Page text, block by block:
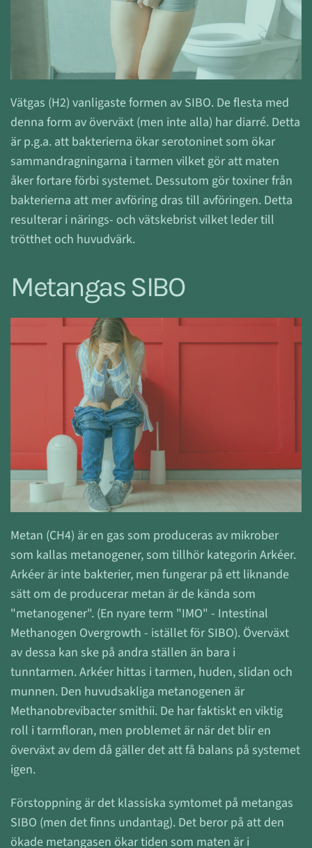
Vätgas (H2) vanligaste formen av SIBO. De flesta med
denna form av överväxt (men inte alla) har diarré. Detta
är p.g.a. att bakterierna ökar serotoninet som ökar
sammandragningarna i tarmen vilket gör att maten
åker fortare förbi systemet. Dessutom görtoxiner från
bakterierna att mer avföring dras till avföringen. Detta
resulterar i närings- och vätskebrist vilket leder till
trötthet och huvudvärk.
Metangas SIBO
Metan (CH4) är en gas som produceras av mikrober
som kallas metanogener, som tillhör kategorin Arkéer.
Arkéer är inte bakterier, men fungerar på ett liknande
sätt om de producerar metan är de kända som
"metanogener". (En nyare term "IMO" - Intestinal
Methanogen Overgrowth - istället för SIBO). Överväxt
av dessa kan ske på andra ställen än bara i
tunntarmen.Arkéer hittas i tarmen, huden, slidan och
munnen. Den huvudsakliga metanogenen är
Methanobrevibacter smithii. De har faktiskt en viktig
roll i tarmfloran, men problemet är när det blir en
överväxt av dem då gäller det att få balans på systemet
igen.
Förstoppning är det klassiska symtomet på metangas
SIBO (men det finns undantag). Det beror på att den
ökade metangasen ökar tiden som maten är i